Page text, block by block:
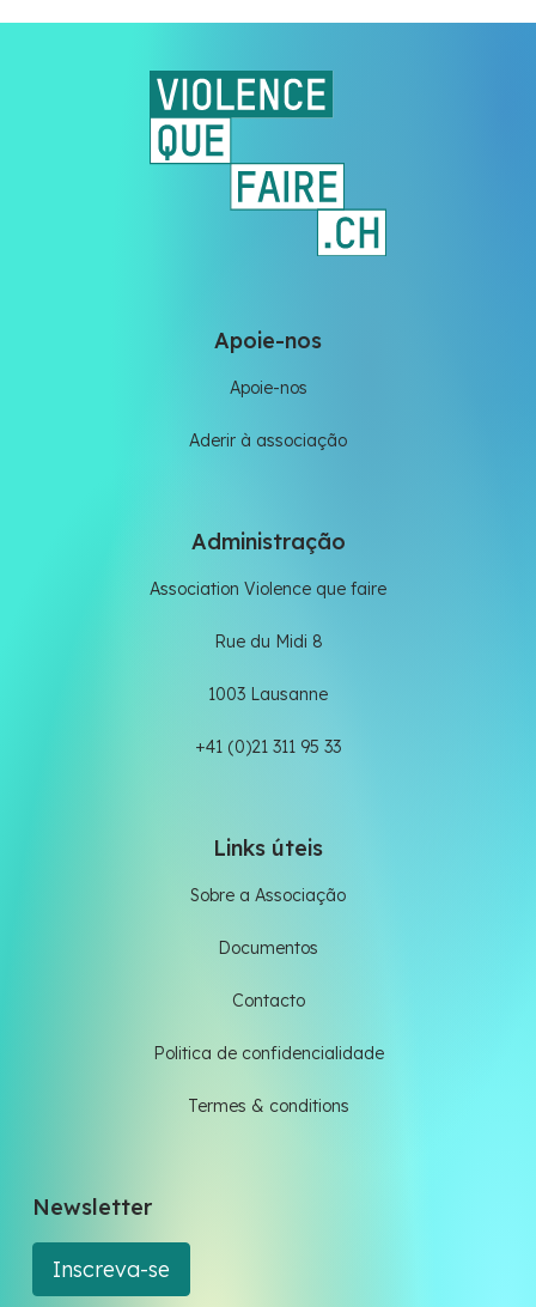
Apoie-nos
Apoie-nos
Aderir à associação
Administração
Association Violence que faire
Rue du Midi 8
1003 Lausanne
+41 (0)21 311 95 33
Links úteis
Sobre a Associação
Documentos
Contacto
Politica de confidencialidade
Termes & conditions
Newsletter
Inscreva-se